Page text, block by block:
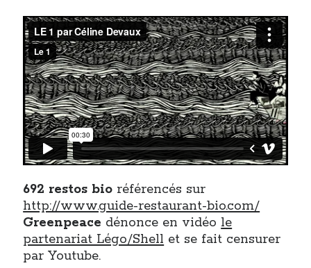
Lyon
Lyon à Livre Ouvert
Mini-monsieur
Non classé
Parole de Follower
Patchwork
Photos
Post inutile
Proust
Sorties cuculturelles
Tavukoi
Vidéos
692 restos bio référencés sur
http://www.guide-restaurant-bio.com/
Greenpeace dénonce en vidéole
partenariat Légo/Shell et se fait censurer
par Youtube.